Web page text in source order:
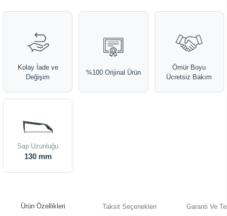
Kolay İade ve
Değişim
%100 Orijinal Ürün
Ömür Boyu
Ücretsiz Bakım
Sap Uzunluğu
130 mm
Ürün Özellikleri Taksit Seçenekleri Garanti Ve